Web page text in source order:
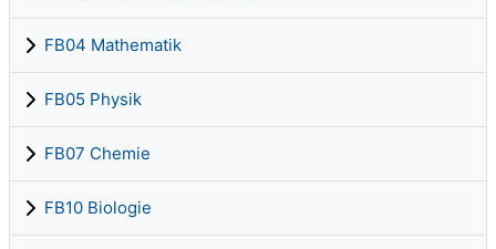
FB04 Mathematik
FB05 Physik
FB07 Chemie
FB10 Biologie